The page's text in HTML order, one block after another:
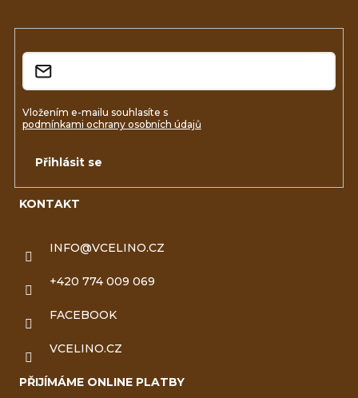
KONTAKT
INFO@VCELINO.CZ
+420 774 009 069
FACEBOOK
VCELINO.CZ
PŘIJÍMÁME ONLINE PLATBY
Vložením e-mailu souhlasíte s
podmínkami ochrany osobních údajů
Přihlásit se